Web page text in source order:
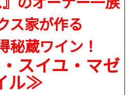
ス家が作る
秘蔵ワイン！
スイユ・マゼ
ル≫